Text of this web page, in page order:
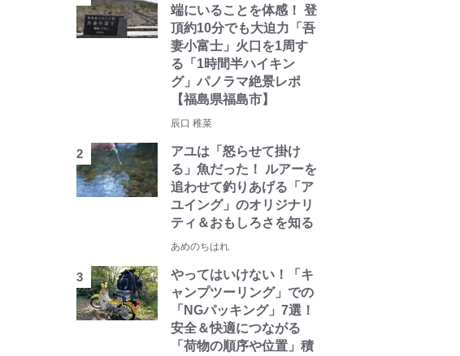
端にいることを体感！ 登
頂約10分でも大迫力「吾
妻小富士」火口を1周す
る「1時間半ハイキン
グ」パノラマ絶景レポ
【福島県福島市】
辰口 稚菜
アユは「怒らせて掛け
る」魚だった！ ルアーを
追わせて釣りあげる「ア
ユイング」のオリジナリ
ティ＆おもしろさを知る
あめのちはれ
やってはいけない！「キ
ャンプツーリング」での
「NGパッキング」7選！
安全＆快適につながる
「荷物の順序や位置」積